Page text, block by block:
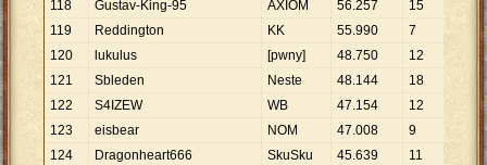
118 Gustav-King-95 AXIOM 56.257 15
119
Reddington KK 55.990 7
120
lukulus [pwny] 48.750 12
121
Sbleden Neste 48.144 18
122
S4IZEW WB 47.154 12 3
123
eisbear NOM 47.008 9 5
124
Dragonheart666 SkuSku 45.639 11